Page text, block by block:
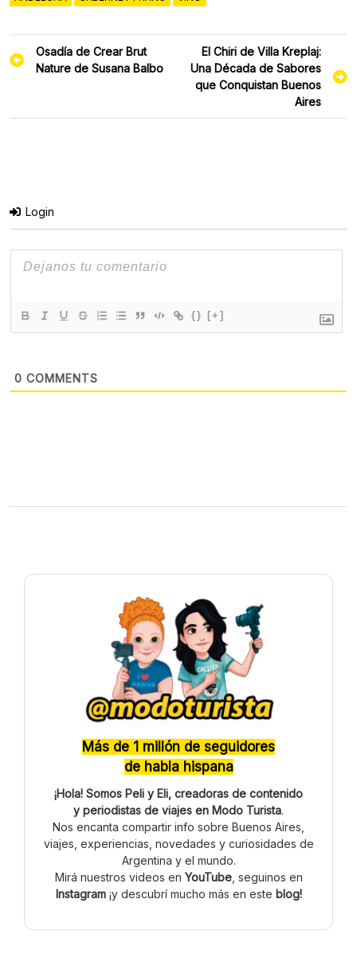
Navegación
de
Osadía de Crear Brut
Nature de Susana Balbo
El Chiri de Villa Kreplaj:
Una Década de Sabores
que Conquistan Buenos
Aires
Login
{} [+]
0 COMMENTS
Más de 1 millón de seguidores
de habla hispana
¡Hola! Somos Peli y Eli, creadoras de contenido
y periodistas de viajes en Modo Turista.
Nos encanta compartir info sobre Buenos Aires,
viajes, experiencias, novedades y curiosidades de
Argentina y el mundo.
Mirá nuestros videos en YouTube, seguinos en
Instagram¡y descubrí mucho más en este blog!